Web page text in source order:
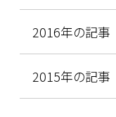
2016年の記事
2015年の記事